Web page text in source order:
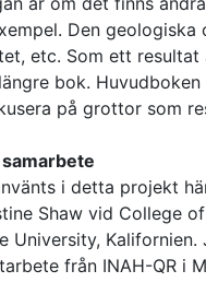
Den
etc. Som ett
bok.
på grottor som
i detta projekt
Shaw vid College
University,
från INAH-QR i